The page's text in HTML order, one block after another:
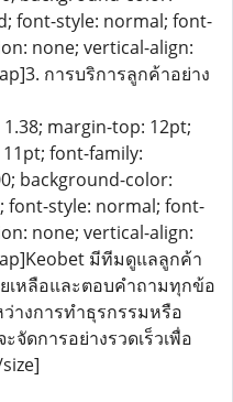
font-style: normal; font-
none; vertical-align:
การบริการลูกค้าอย่าง
margin-top: 12pt;
font-family:
background-color:
font-style: normal; font-
none; vertical-align:
มีทีมดูแลลูกค้า
เหลือและตอบคำถามทุกข้อ
างการทำธุรกรรมหรือ
ดการอย่างรวดเร็วเพื่อ